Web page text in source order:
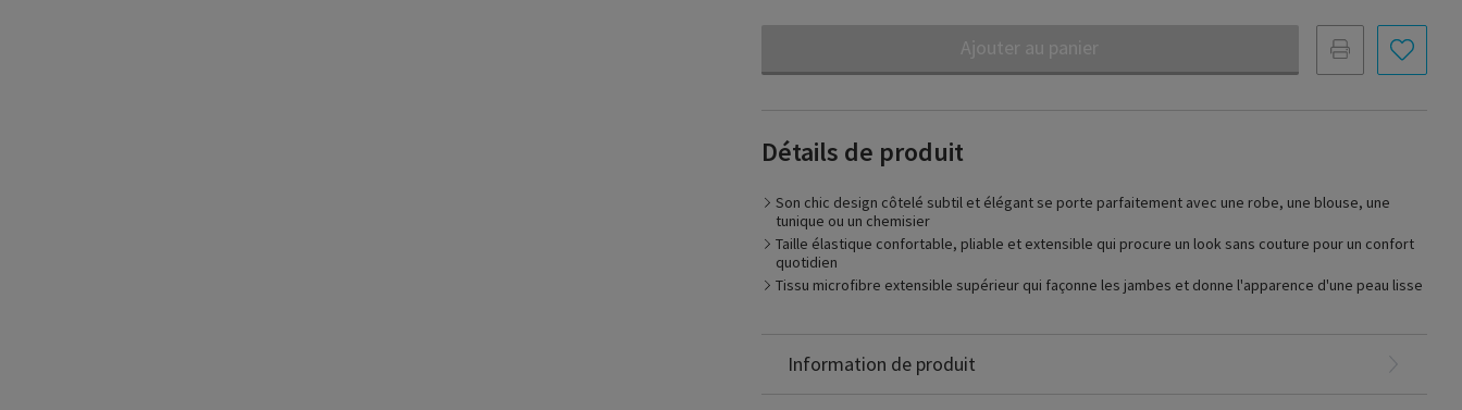
Ajouter au panier
Détails de produit
Son chic design côtelé subtil et élégant se porte parfaitement avec une robe, une blouse, une
tunique ou un chemisier
Taille élastique confortable, pliable et extensible qui procure un look sans couture pour un confort
quotidien
Tissu microfibre extensible supérieur qui façonne les jambes et donne l'apparence d'une peau lisse
Information de produit
Adapté pour
Nylon: 83%